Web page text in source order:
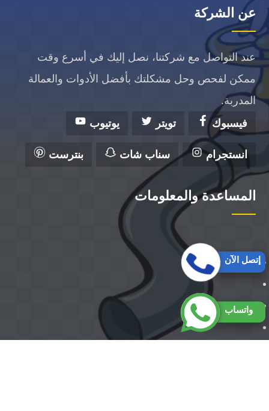
عن الشركة
عند التواصل مع شركتنا، نصل إليك في أسرع وقت
ممكن لفحص وحل مشكلتك بأفضل الأدوات والعمالة
المدربة.
فيسبوك
تويتر يوتيوب
انستجرام سناب شات بنترست
المساعدة والمعلومات
واتساب
إتصل الآن